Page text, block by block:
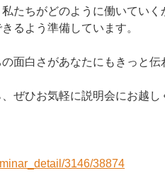
たちがどのように働いていく
るよう準備しています。
面白さがあなたにもきっと伝
ぜひお気軽に説明会にお越し
3146/38874